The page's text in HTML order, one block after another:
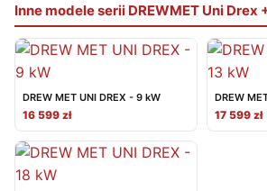
Inne modele serii DREWMET Uni Drex
DREW MET UNI DREX - 9 kW
16 599 zł
DREW
17 599 zł